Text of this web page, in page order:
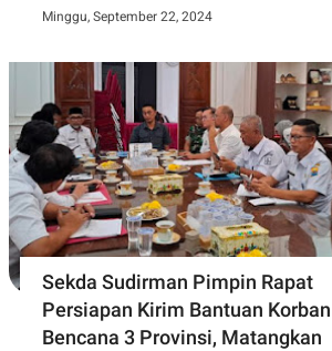
Minggu, September 22, 2024
Sekda Sudirman Pimpin Rapat
Persiapan Kirim Bantuan Korban
Bencana 3 Provinsi, Matangkan